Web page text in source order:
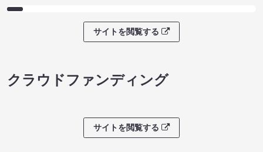
サイトを閲覧する
クラウドファンディング
サイトを閲覧する